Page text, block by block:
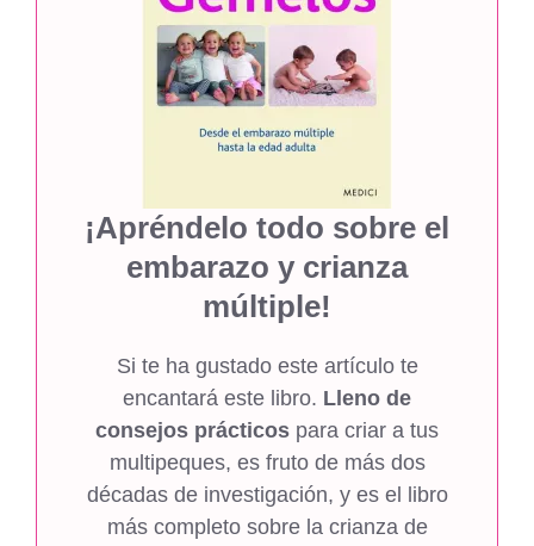
¡Apréndelo todo sobre el
embarazo y crianza
múltiple!
Si te ha gustado este artículo te
encantará este libro. Lleno de
consejos prácticos para criar a tus
multipeques, es fruto de más dos
décadas de investigación, y es el libro
más completo sobre la crianza de